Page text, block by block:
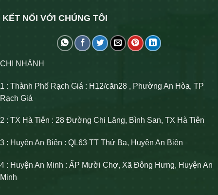
KẾT NỐI VỚI CHÚNG TÔI
CHI NHÁNH
1 : Thành Phố Rạch Giá : H12/căn28 , Phường An Hòa, TP
Rạch Giá
2 : TX Hà Tiên : 28 Đường Chi Lăng, Bình San, TX Hà Tiên
3 : Huyện An Biên : QL63 TT Thứ Ba, Huyện An Biên
4 : Huyện An Minh : ẤP Mười Chợ, Xã Đông Hưng, Huyện An
Minh